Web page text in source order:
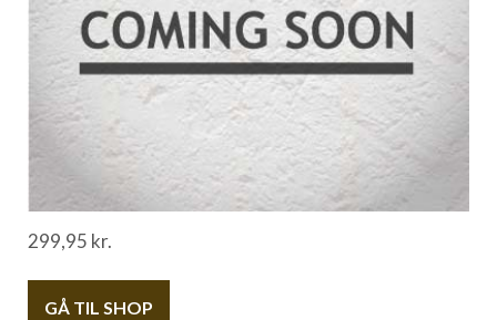
299,95 kr.
GÅ TIL SHOP